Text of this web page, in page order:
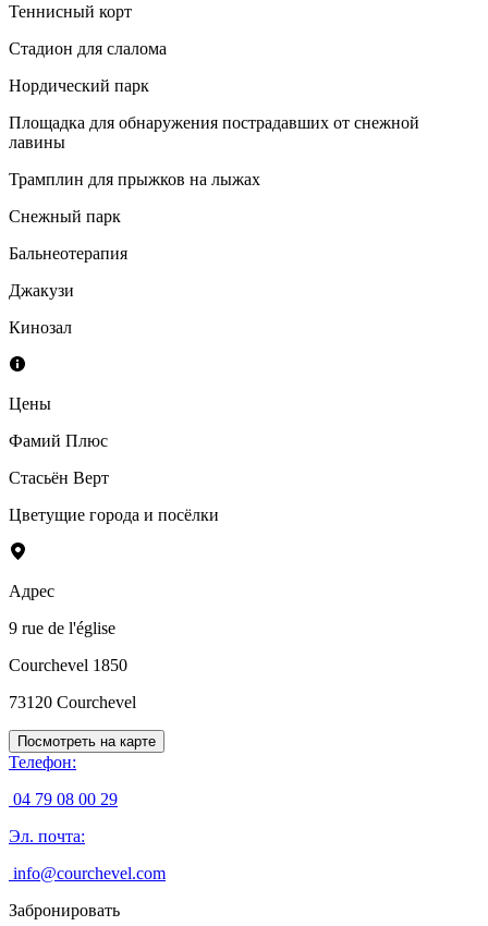
Теннисный корт
Стадион для слалома
Нордический парк
Площадка для обнаружения пострадавших от снежной
лавины
Трамплин для прыжков на лыжах
Снежный парк
Бальнеотерапия
Джакузи
Кинозал
Цены
Фамий Плюс
Стасьён Верт
Цветущие города и посёлки
Адрес
9 rue de l'église
Courchevel 1850
73120 Courchevel
Посмотреть на карте
Телефон:
04 79 08 00 29
Эл. почта:
info@courchevel.com
Забронировать